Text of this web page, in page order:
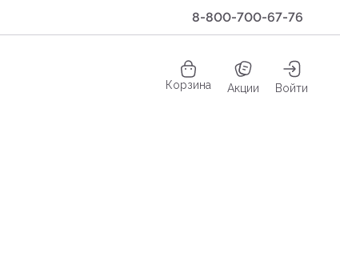
8-800-700-67-76
Корзина Акции Войти